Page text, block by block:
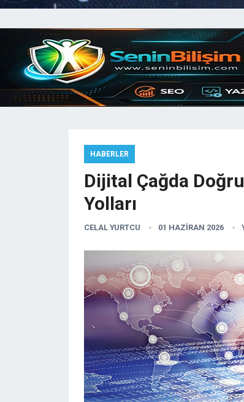
HABERLER
Dijital Çağda
Yolları
CELAL YURTCU 01 HAZIRAN 2026